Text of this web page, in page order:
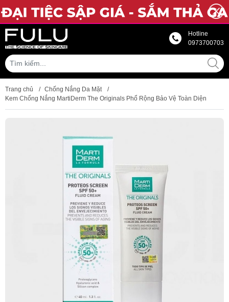
Hotline
0973700703
Trang chủ / Chống Nắng Da Mặt
/
Kem Chống Nắng MartiDerm The Originals Phổ Rộng Bảo Vệ Toàn Diện